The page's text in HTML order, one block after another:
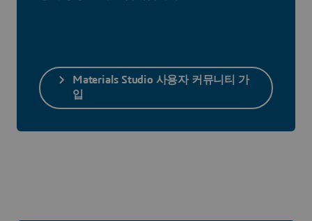
Materials Studio 사용자 커뮤니티 가
입